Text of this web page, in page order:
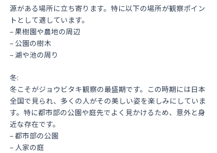
源がある場所に立ち寄ります。特に以下の場所が観察ポイン
トとして適しています。
– 果樹園や農地の周辺
– 公園の樹木
– 湖や池の周り
冬:
冬こそがジョウビタキ観察の最盛期です。この時期には日本
全国で見られ、多くの人がその美しい姿を楽しみにしていま
す。特に都市部の公園や庭先でよく見かけるため、意外と身
近な存在です。
– 都市部の公園
– 人家の庭